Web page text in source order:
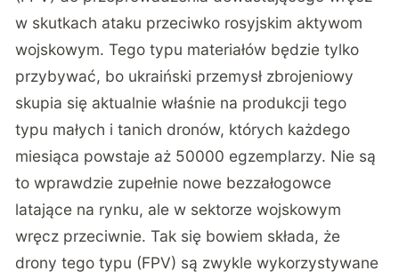
w skutkach ataku przeciwko rosyjskim aktywom
wojskowym. Tego typu materiałów będzie tylko
przybywać, bo ukraiński przemysł zbrojeniowy
skupia się aktualnie właśnie na produkcji tego
typu małych i tanich dronów, których każdego
miesiąca powstaje aż 50000 egzemplarzy. Nie są
to wprawdzie zupełnie nowe bezzałogowce
latające na rynku, ale w sektorze wojskowym
wręcz przeciwnie. Tak się bowiem składa, że
drony tego typu (FPV) są zwykle wykorzystywane